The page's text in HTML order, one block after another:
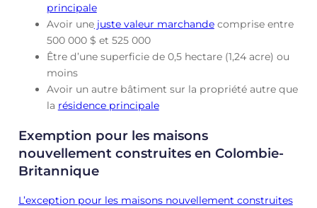
principale
Avoir unejuste valeur marchandecomprise entre
500 000 $ et 525 000
Être d’une superficie de 0,5 hectare (1,24 acre) ou
moins
Avoir un autre bâtiment sur la propriété autre que
la résidence principale
Exemption pour les maisons
nouvellement construites en Colombie-
Britannique
L’exception pour les maisons nouvellement construites